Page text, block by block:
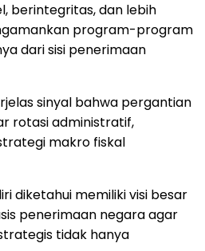
berintegritas, dan lebih
program-program
dari sisi penerimaan
sinyal bahwa pergantian
rotasi administratif,
makro fiskal
diketahui memiliki visi besar
penerimaan negara agar
tidak hanya